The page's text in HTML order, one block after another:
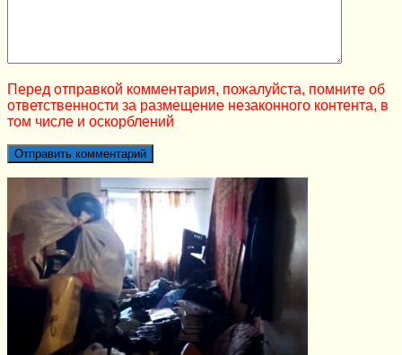
Перед отправкой комментария, пожалуйста, помните об
ответственности за размещение незаконного контента, в
том числе и оскорблений